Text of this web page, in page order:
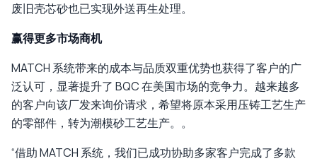
废旧壳芯砂也已实现外送再生处理。
赢得更多市场商机
MATCH 系统带来的成本与品质双重优势也获得了客户的广
泛认可，显著提升了 BQC 在美国市场的竞争力。越来越多
的客户向该厂发来询价请求，希望将原本采用压铸工艺生产
的零部件，转为潮模砂工艺生产。。
“借助 MATCH 系统，我们已成功协助多家客户完成了多款